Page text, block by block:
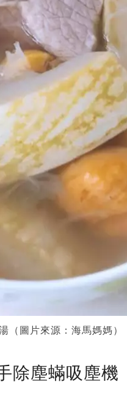
（圖片來源：海馬媽媽）
除塵蟎吸塵機